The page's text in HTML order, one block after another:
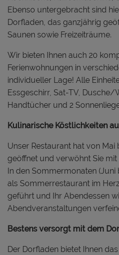
Ebenso untergebracht sind
Dorfladen, das ganzjährig
Saunen sowie Freizeiträume.
Wir bieten Ihnen auch 20
Ferienwohnungen in
individueller Lage! Alle
Essgeschirr, Sat-TV, Dusche/
Handtücher und 2
Kulinarische Köstlichkeiten
Unser Restaurant hat von Mai
geöffnet und verwöhnt Sie mit
In den Sommermonaten (Juni
als Sommerrestaurant im
geführt und Ihr Abendessen
Abendveranstaltungen
Bestens versorgt mit dem
Der Dorfladen bietet Ihnen